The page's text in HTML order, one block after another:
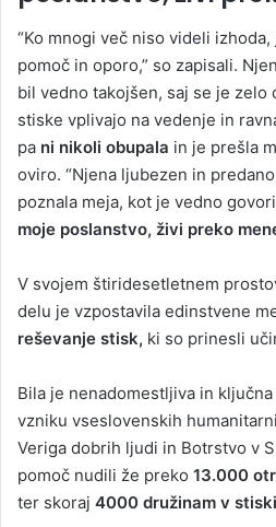
“Ko mnogi več niso videli
pomoč in oporo,” so zapisali.
bil vedno takojšen, saj se je zelo
stiske vplivajo na vedenje in
pa ni nikoli obupala in je prešla
oviro. “Njena ljubezen in
poznala meja, kot je vedno
moje poslanstvo, živi preko
V svojem štiridesetletnem
delu je vzpostavila edinstvene
reševanje stisk, ki so prinesli
Bila je nenadomestljiva in
vzniku vseslovenskih
Veriga dobrih ljudi in Botrstvo v
pomoč nudili že preko 13.000
ter skoraj 4000 družinam v